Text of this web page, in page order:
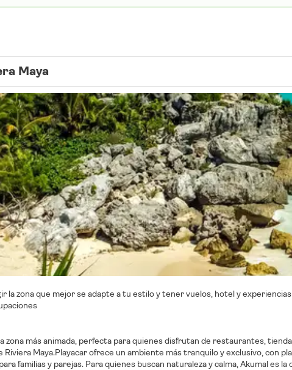
Maya
zona más animada, perfecta para quienes disfrutan de restaurantes,
Riviera Maya.Playacar ofrece un ambiente más tranquilo y exclusivo, con
familias y parejas. Para quienes buscan naturaleza y calma, Akumal es
la zona que mejor se adapte a tu estilo y tener vuelos, hotel y